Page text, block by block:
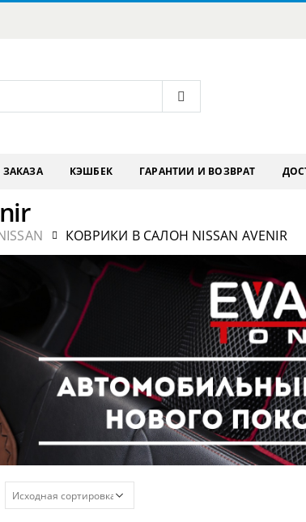
ЗАКАЗА КЭШБЕК ГАРАНТИИ И ВОЗВРАТ
КОВРИКИ В САЛОН NISSAN AVENIR